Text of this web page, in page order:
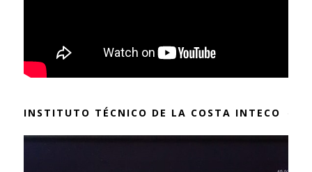
INSTITUTO TÉCNICO DE LA COSTA INTECO